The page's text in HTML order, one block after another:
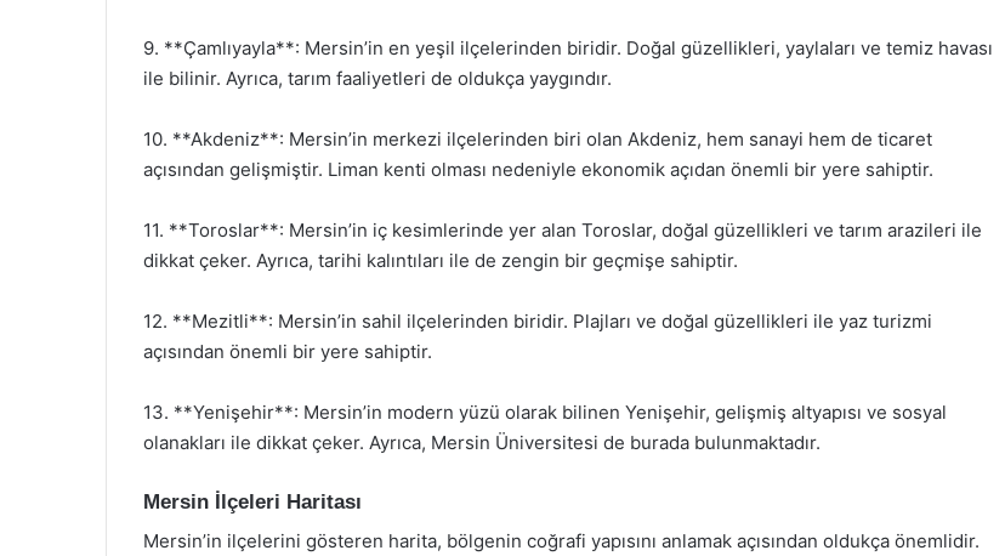
9. **Çamlıyayla**: Mersin’in en yeşil ilçelerinden biridir. Doğal güzellikleri, yaylaları ve temiz havası
ile bilinir. Ayrıca, tarım faaliyetleri de oldukça yaygındır.
10. **Akdeniz**: Mersin’in merkezi ilçelerinden biri olan Akdeniz, hem sanayi hem de ticaret
açısından gelişmiştir. Liman kenti olması nedeniyle ekonomik açıdan önemli bir yere sahiptir.
11. **Toroslar**: Mersin’in iç kesimlerinde yer alan Toroslar, doğal güzellikleri ve tarım arazileri ile
dikkat çeker. Ayrıca, tarihi kalıntıları ile de zengin bir geçmişe sahiptir.
12. **Mezitli**: Mersin’in sahil ilçelerinden biridir. Plajları ve doğal güzellikleri ile yaz turizmi
açısından önemli bir yere sahiptir.
13. **Yenişehir**: Mersin’in modern yüzü olarak bilinen Yenişehir, gelişmiş altyapısı ve sosyal
olanakları ile dikkat çeker. Ayrıca, Mersin Üniversitesi de burada bulunmaktadır.
Mersin İlçeleri Haritası
Mersin’in ilçelerini gösteren harita, bölgenin coğrafi yapısını anlamak açısından oldukça önemlidir.